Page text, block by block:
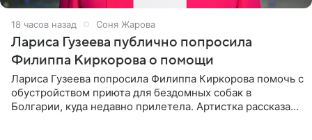
18 часов назад Соня Жарова
Лариса Гузеева публично попросила
Филиппа Киркорова о помощи
Лариса Гузеева попросила Филиппа Киркорова помочь с
обустройством приюта для бездомных собак в
Болгарии, куда недавно прилетела. Артистка рассказала